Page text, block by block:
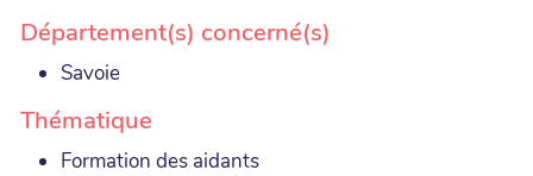
Département(s) concerné(s)
Savoie
Thématique
Formation des aidants